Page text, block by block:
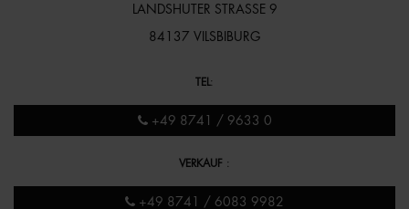
LANDSHUTER STRASSE 9
84137 VILSBIBURG
TEL :
+49 8741 / 9633 0
VERKAUF :
+49 8741 / 6083 9982